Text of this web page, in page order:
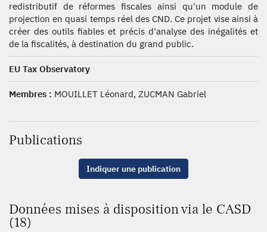
redistributif de réformes fiscales ainsi qu'un module de
projection en quasi temps réel des CND. Ce projet vise ainsi à
créer des outils fiables et précis d'analyse des inégalités et
de la fiscalités, à destination du grand public.
EU Tax Observatory
Membres : MOUILLET Léonard, ZUCMAN Gabriel
Publications
Indiquer une publication
Données mises à disposition via le CASD
(18)